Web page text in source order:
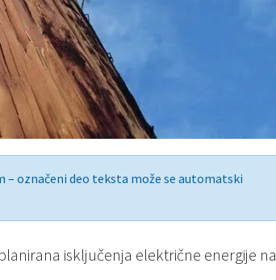
označeni deo teksta može se automatski
isključenja električne energije na